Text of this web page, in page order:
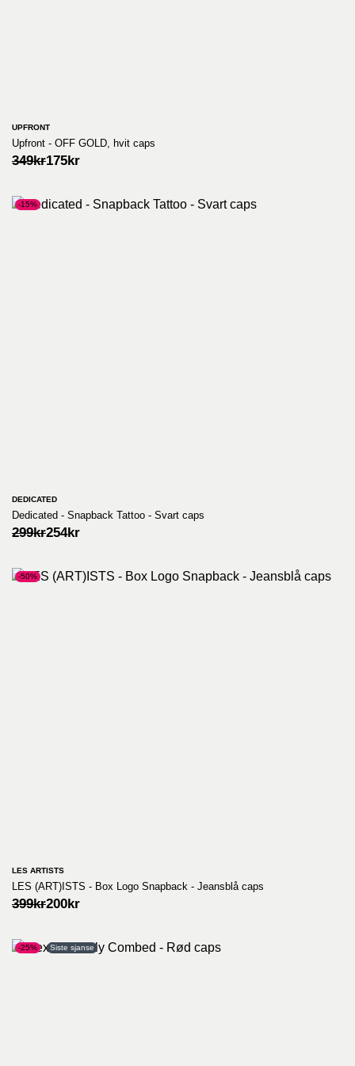
UPFRONT
Upfront - OFF GOLD, hvit caps
349kr
Opprinnelig
349kr.
175kr
Nåværende
175kr.
-15%
DEDICATED
Dedicated - Snapback Tattoo - Svart caps
299kr
Opprinnelig
299kr.
254kr
Nåværende
254kr.
-50%
LES ARTISTS
LES (ART)ISTS - Box Logo Snapback - Jeansblå caps
399kr
Opprinnelig
399kr.
200kr
Nåværende
200kr.
-25% Siste sjanse